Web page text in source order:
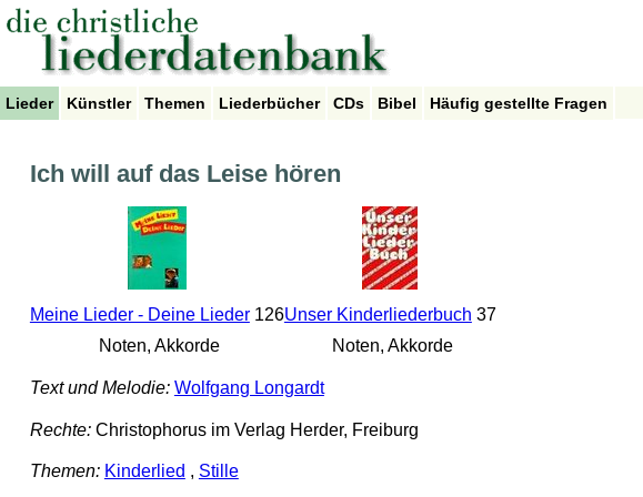
Lieder Künstler Themen Liederbücher CDs Bibel Häufig gestellte Fragen
Ich will auf das Leise hören
Meine Lieder - Deine Lieder126
Noten, Akkorde
Unser Kinderliederbuch 37
Noten, Akkorde
Text und Melodie: Wolfgang Longardt
Rechte:Christophorus im Verlag Herder, Freiburg
Themen: Kinderlied , Stille